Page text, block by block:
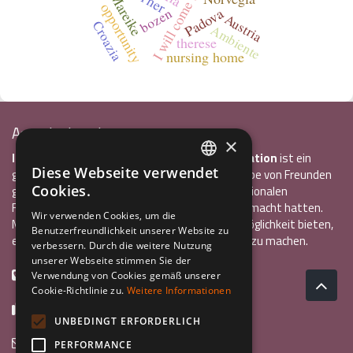
Mareike
nursing home
opportunity Padova
thereseAmbiente
Austria
bozen
Croazia
Associazione Inco
InCo – Verein für Interkulturelle Kommunikationist ein
gemeinnütziger Verein, der 2004 von einer Gruppe von Freunden
gegründet wurde, die alle bereits einen internationalen
Freiwilligendienst oder ein Auslandsstudium gemacht hatten.
Mit InCo wollten sie anderen Jugendlichen die Möglichkeit bieten,
eine ähnlich bereichernde Erfahrung im Ausland zu machen.
+39 0461 984355
info@incoweb.org
ITALIAN
GERMAN
×
Diese Webseite verwendet
Cookies.
Wir verwenden Cookies, um die
Benutzerfreundlichkeit unserer Website zu
verbessern. Durch die weitere Nutzung
unserer Webseite stimmen Sie der
Verwendung von Cookies gemäß unserer
Cookie-Richtlinie zu. Weitere Informationen
UNBEDINGT ERFORDERLICH
PERFORMANCE